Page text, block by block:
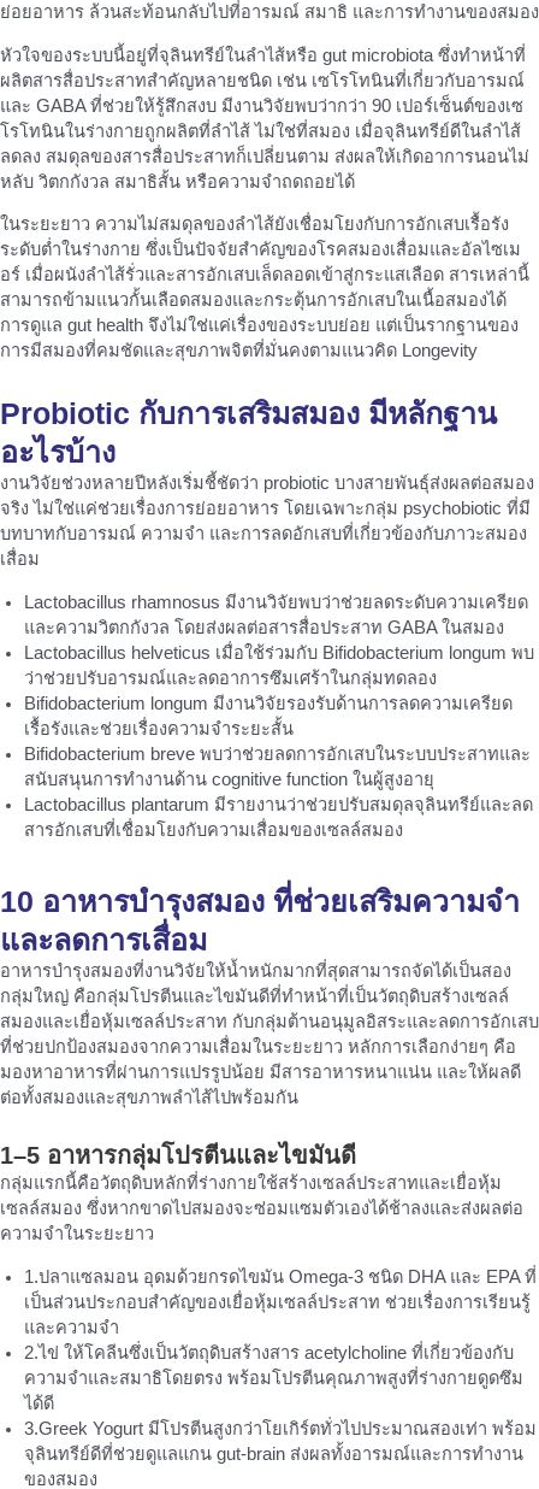
ย่อยอาหาร ล้วนสะท้อนกลับไปที่อารมณ์ สมาธิ และการทำงานของสมอง
หัวใจของระบบนี้อยู่ที่จุลินทรีย์ในลำไส้หรือ gut microbiota ซึ่งทำหน้าที่
ผลิตสารสื่อประสาทสำคัญหลายชนิด เช่น เซโรโทนินที่เกี่ยวกับอารมณ์
และ GABA ที่ช่วยให้รู้สึกสงบ มีงานวิจัยพบว่ากว่า 90 เปอร์เซ็นต์ของเซ
โรโทนินในร่างกายถูกผลิตที่ลำไส้ ไม่ใช่ที่สมอง เมื่อจุลินทรีย์ดีในลำไส้
ลดลง สมดุลของสารสื่อประสาทก็เปลี่ยนตาม ส่งผลให้เกิดอาการนอนไม่
หลับ วิตกกังวล สมาธิสั้น หรือความจำถดถอยได้
ในระยะยาว ความไม่สมดุลของลำไส้ยังเชื่อมโยงกับการอักเสบเรื้อรัง
ระดับต่ำในร่างกาย ซึ่งเป็นปัจจัยสำคัญของโรคสมองเสื่อมและอัลไซเม
อร์ เมื่อผนังลำไส้รั่วและสารอักเสบเล็ดลอดเข้าสู่กระแสเลือด สารเหล่านี้
สามารถข้ามแนวกั้นเลือดสมองและกระตุ้นการอักเสบในเนื้อสมองได้
การดูแล gut health จึงไม่ใช่แค่เรื่องของระบบย่อย แต่เป็นรากฐานของ
การมีสมองที่คมชัดและสุขภาพจิตที่มั่นคงตามแนวคิด Longevity
Probiotic กับการเสริมสมอง มีหลักฐาน
อะไรบ้าง
งานวิจัยช่วงหลายปีหลังเริ่มชี้ชัดว่า probiotic บางสายพันธุ์ส่งผลต่อสมอง
จริง ไม่ใช่แค่ช่วยเรื่องการย่อยอาหาร โดยเฉพาะกลุ่ม psychobiotic ที่มี
บทบาทกับอารมณ์ ความจำ และการลดอักเสบที่เกี่ยวข้องกับภาวะสมอง
เสื่อม
Lactobacillus rhamnosus มีงานวิจัยพบว่าช่วยลดระดับความเครียด
และความวิตกกังวล โดยส่งผลต่อสารสื่อประสาท GABA ในสมอง
Lactobacillus helveticus เมื่อใช้ร่วมกับ Bifidobacterium longum พบ
ว่าช่วยปรับอารมณ์และลดอาการซึมเศร้าในกลุ่มทดลอง
Bifidobacterium longum มีงานวิจัยรองรับด้านการลดความเครียด
เรื้อรังและช่วยเรื่องความจำระยะสั้น
Bifidobacterium breve พบว่าช่วยลดการอักเสบในระบบประสาทและ
สนับสนุนการทำงานด้าน cognitive function ในผู้สูงอายุ
Lactobacillus plantarum มีรายงานว่าช่วยปรับสมดุลจุลินทรีย์และลด
สารอักเสบที่เชื่อมโยงกับความเสื่อมของเซลล์สมอง
10 อาหารบำรุงสมอง ที่ช่วยเสริมความจำ
และลดการเสื่อม
อาหารบำรุงสมองที่งานวิจัยให้น้ำหนักมากที่สุดสามารถจัดได้เป็นสอง
กลุ่มใหญ่ คือกลุ่มโปรตีนและไขมันดีที่ทำหน้าที่เป็นวัตถุดิบสร้างเซลล์
สมองและเยื่อหุ้มเซลล์ประสาท กับกลุ่มต้านอนุมูลอิสระและลดการอักเสบ
ที่ช่วยปกป้องสมองจากความเสื่อมในระยะยาว หลักการเลือกง่ายๆ คือ
มองหาอาหารที่ผ่านการแปรรูปน้อย มีสารอาหารหนาแน่น และให้ผลดี
ต่อทั้งสมองและสุขภาพลำไส้ไปพร้อมกัน
1–5 อาหารกลุ่มโปรตีนและไขมันดี
กลุ่มแรกนี้คือวัตถุดิบหลักที่ร่างกายใช้สร้างเซลล์ประสาทและเยื่อหุ้ม
เซลล์สมอง ซึ่งหากขาดไปสมองจะซ่อมแซมตัวเองได้ช้าลงและส่งผลต่อ
ความจำในระยะยาว
1.ปลาแซลมอน อุดมด้วยกรดไขมัน Omega-3 ชนิด DHA และ EPA ที่
เป็นส่วนประกอบสำคัญของเยื่อหุ้มเซลล์ประสาท ช่วยเรื่องการเรียนรู้
และความจำ
2.ไข่ ให้โคลีนซึ่งเป็นวัตถุดิบสร้างสาร acetylcholine ที่เกี่ยวข้องกับ
ความจำและสมาธิโดยตรง พร้อมโปรตีนคุณภาพสูงที่ร่างกายดูดซึม
ได้ดี
3.Greek Yogurt มีโปรตีนสูงกว่าโยเกิร์ตทั่วไปประมาณสองเท่า พร้อม
จุลินทรีย์ดีที่ช่วยดูแลแกน gut-brain ส่งผลทั้งอารมณ์และการทำงาน
ของสมอง